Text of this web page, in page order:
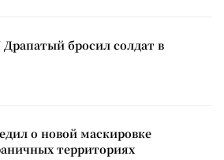
бросил солдат в
о новой маскировке
территориях